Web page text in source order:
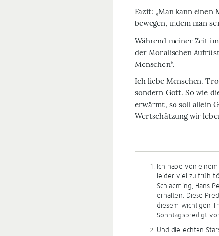
Fazit: „Man kann einen
bewegen, indem man
Während meiner Zeit
der Moralischen
Menschen“.
Ich liebe Menschen.
sondern Gott. So wie
erwärmt, so soll allein
Wertschätzung wir
Ich habe von
leider viel zu früh
Schladming, Hans
erhalten. Diese
diesem wichtigen
Sonntagspredigt
Und die echten